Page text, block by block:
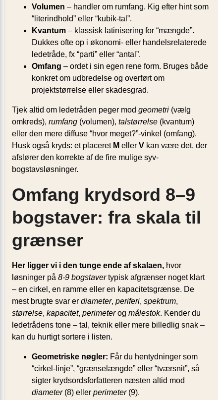
Volumen – handler om rumfang. Kig efter hint som
“literindhold” eller “kubik‐tal”.
Kvantum – klassisk latinisering for “mængde”.
Dukkes ofte op i økonomi- eller handelsrelaterede
ledetråde, fx “parti” eller “antal”.
Omfang – ordet i sin egen rene form. Bruges både
konkret om udbredelse og overført om
projektstørrelse eller skadesgrad.
Tjek altid om ledetråden peger mod geometri (vælg
omkreds), rumfang (volumen), talstørrelse (kvantum)
eller den mere diffuse “hvor meget?”-vinkel (omfang).
Husk også kryds: et placeret M eller V kan være det, der
afslører den korrekte af de fire mulige syv-
bogstavsløsninger.
Omfang krydsord 8–9
bogstaver: fra skala til
grænser
Her ligger vi i den tunge ende af skalaen, hvor
løsninger på 8-9 bogstavertypisk afgrænser noget klart
– en cirkel, en ramme eller en kapacitetsgrænse. De
mest brugte svar er diameter, periferi, spektrum,
størrelse, kapacitet, perimeterog målestok. Kender du
ledetrådens tone – tal, teknik eller mere billedlig snak –
kan du hurtigt sortere i listen.
Geometriske nøgler: Får du hentydninger som
“cirkel-linje”, “grænselængde” eller “tværsnit”, så
sigter krydsordsforfatteren næsten altid mod
diameter(8) eller perimeter(9).